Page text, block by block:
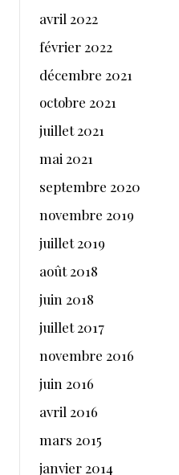
avril 2022
février 2022
décembre 2021
octobre 2021
juillet 2021
mai 2021
septembre 2020
novembre 2019
juillet 2019
août 2018
juin 2018
juillet 2017
novembre 2016
juin 2016
avril 2016
mars 2015
janvier 2014